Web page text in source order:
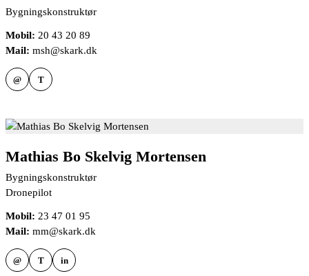
Bygningskonstruktør
Mobil: 20 43 20 89
Mail: msh@skark.dk
@ T
Mathias Bo Skelvig Mortensen
Bygningskonstruktør
Dronepilot
Mobil: 23 47 01 95
Mail: mm@skark.dk
@ T in